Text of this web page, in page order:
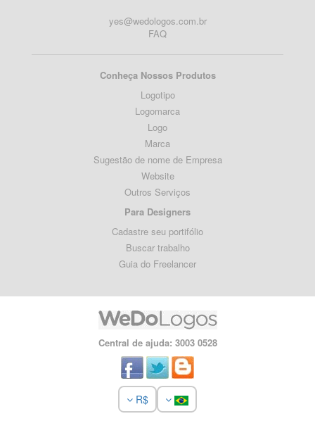
yes@wedologos.com.br
FAQ
Conheça Nossos Produtos
Logotipo
Logomarca
Logo
Marca
Sugestão de nome de Empresa
Website
Outros Serviços
Para Designers
Cadastre seu portifólio
Buscar trabalho
Guia do Freelancer
Central de ajuda: 3003 0528
R$